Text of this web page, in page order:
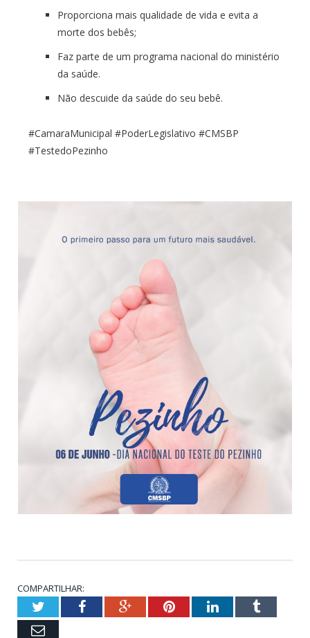
Proporciona mais qualidade de vida e evita a
morte dos bebês;
Faz parte de um programa nacional do ministério
da saúde.
Não descuide da saúde do seu bebê.
#CamaraMunicipal #PoderLegislativo #CMSBP
#TestedoPezinho
COMPARTILHAR:
TwitterFacebookGoogle+PinterestLinkedInTumblr
Email